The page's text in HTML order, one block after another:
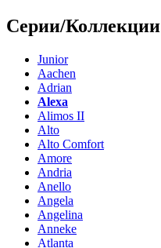
Серии/Коллекции
Junior
Aachen
Adrian
Alexa
Alimos II
Alto
Alto Comfort
Amore
Andria
Anello
Angela
Angelina
Anneke
Atlanta